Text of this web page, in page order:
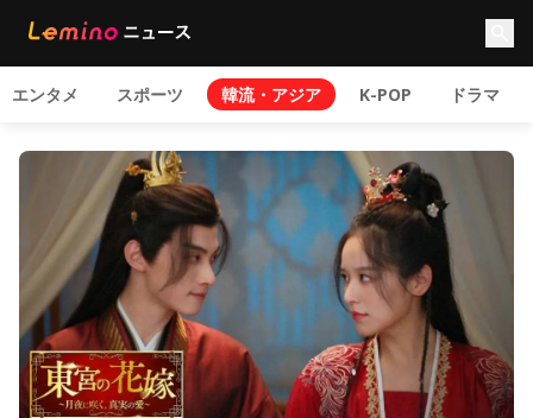
エンタメ スポーツ 韓流・アジア K-POP ドラマ